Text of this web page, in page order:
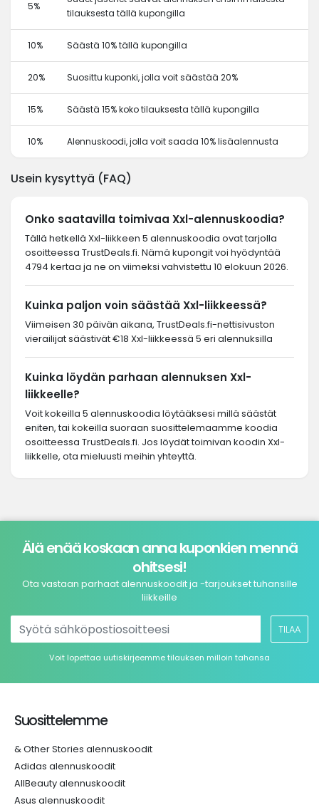
5%
tilauksesta tällä kupongilla
10% Säästä 10% tällä kupongilla
20% Suosittu kuponki, jolla voit säästää 20%
15% Säästä 15% koko tilauksesta tällä kupongilla
10% Alennuskoodi, jolla voit saada 10% lisäalennusta
Usein kysyttyä (FAQ)
Onko saatavilla toimivaa Xxl-alennuskoodia?
Tällä hetkellä Xxl-liikkeen 5 alennuskoodia ovat tarjolla
osoitteessa TrustDeals.fi. Nämä kupongit voi hyödyntää
4794 kertaa ja ne on viimeksi vahvistettu 10 elokuun 2026.
Kuinka paljon voin säästää Xxl-liikkeessä?
Viimeisen 30 päivän aikana, TrustDeals.fi-nettisivuston
vierailijat säästivät €18 Xxl-liikkeessä 5 eri alennuksilla
Kuinka löydän parhaan alennuksen Xxl-
liikkeelle?
Voit kokeilla 5 alennuskoodia löytääksesi millä säästät
eniten, tai kokeilla suoraan suosittelemaamme koodia
osoitteessa TrustDeals.fi. Jos löydät toimivan koodin Xxl-
liikkelle, ota mieluusti meihin yhteyttä.
Älä enää koskaan anna kuponkien mennä
ohitsesi!
Ota vastaan parhaat alennuskoodit ja -tarjoukset tuhansille
liikkeille
TILAA
Voit lopettaa uutiskirjeemme tilauksen milloin tahansa
Suosittelemme
& Other Stories alennuskoodit
Adidas alennuskoodit
AllBeauty alennuskoodit
Asus alennuskoodit